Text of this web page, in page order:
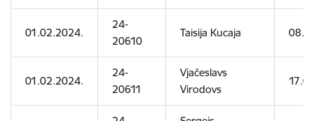
01.02.2024.
24-
20610
Taisija Kucaja
01.02.2024.
24-
20611
Vjačeslavs
Virodovs